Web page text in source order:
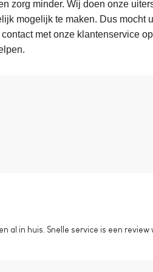
zorg minder. Wij doen onze
mogelijk te maken. Dus mocht
met onze klantenservice
in huis. Snelle service is een review